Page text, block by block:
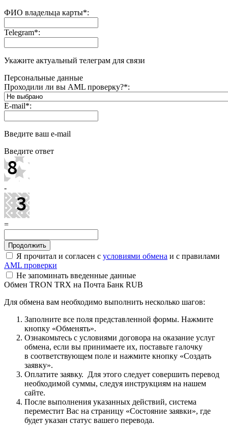
ФИО владельца карты*:
Telegram*:
Укажите актуальный телеграм для связи
Персональные данные
Проходили ли вы AML проверку?*:
E-mail*:
Введите ваш e-mail
Введите ответ
-
=
Я прочитал и согласен с условиями обмена и с правилами
AML проверки
Не запоминать введенные данные
Обмен TRON TRX на Почта Банк RUB
Для обмена вам необходимо выполнить несколько шагов:
Заполните все поля представленной формы. Нажмите
кнопку «Обменять».
Ознакомьтесь с условиями договора на оказание услуг
обмена, если вы принимаете их, поставьте галочку
в соответствующем поле и нажмите кнопку «Создать
заявку».
Оплатите заявку. Для этого следует совершить перевод
необходимой суммы, следуя инструкциям на нашем
сайте.
После выполнения указанных действий, система
переместит Вас на страницу «Состояние заявки», где
будет указан статус вашего перевода.